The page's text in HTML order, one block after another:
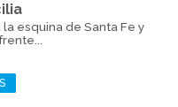
esquina de Santa Fe y